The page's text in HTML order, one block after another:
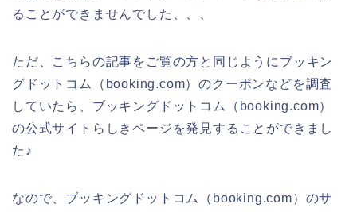
ることができませんでした、、、
ただ、こちらの記事をご覧の方と同じようにブッキン
グドットコム（booking.com）のクーポンなどを調査
していたら、ブッキングドットコム（booking.com）
の公式サイトらしきページを発見することができまし
た♪
なので、ブッキングドットコム（booking.com）のサ